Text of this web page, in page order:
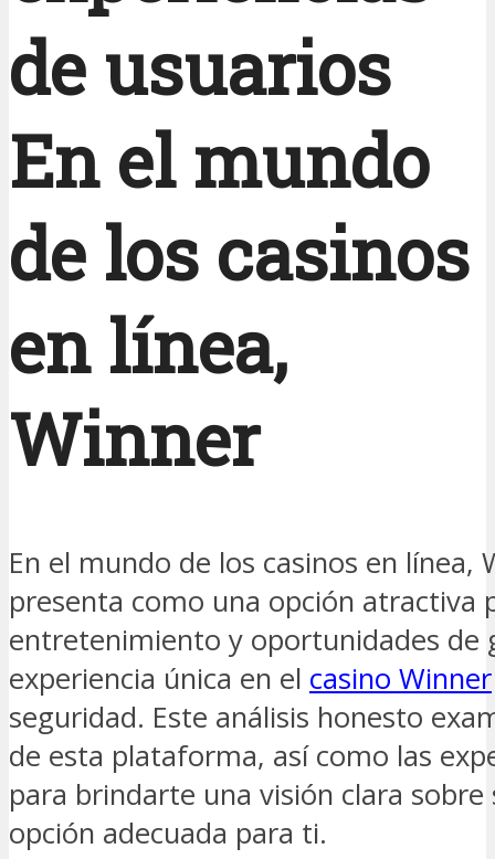
de usuarios
En el mundo
de los casinos
en línea,
Winner
En el mundo de los casinos en línea,
presenta como una opción atractiva
entretenimiento y oportunidades de
experiencia única en el casino Winner
seguridad. Este análisis honesto
de esta plataforma, así como las
para brindarte una visión clara sobre
opción adecuada para ti.